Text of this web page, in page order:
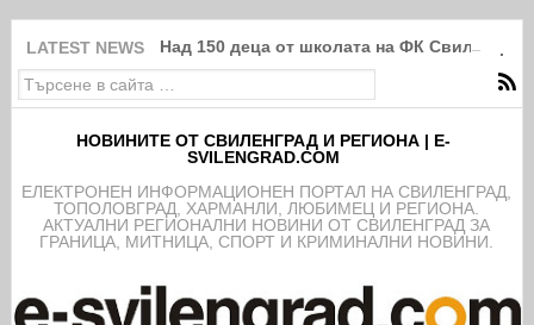
LATEST NEWS Над 150 деца от школата на ФК
НОВИНИТЕ ОТ СВИЛЕНГРАД И РЕГИОНА | E-
SVILENGRAD.COM
EЛЕКТРОНЕН ИНФОРМАЦИОНЕН ПОРТАЛ НА СВИЛЕНГРАД,
ТОПОЛОВГРАД, ХАРМАНЛИ, ЛЮБИМЕЦ И РЕГИОНА.
АКТУАЛНИ РЕГИОНАЛНИ НОВИНИ ОТ СВИЛЕНГРАД ЗА
ГРАНИЦА, МИТНИЦА, СПОРТ И КРИМИНАЛНИ НОВИНИ.